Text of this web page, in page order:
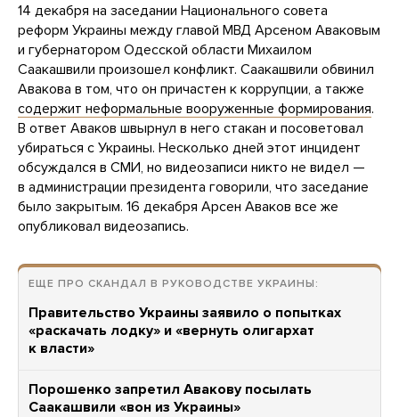
14 декабря на заседании Национального совета
реформ Украины между главой МВД Арсеном Аваковым
и губернатором Одесской области Михаилом
Саакашвили произошел конфликт. Саакашвили обвинил
Авакова в том, что он причастен к коррупции, а также
содержит неформальные вооруженные формирования.
В ответ Аваков швырнул в него стакан и посоветовал
убираться с Украины. Несколько дней этот инцидент
обсуждался в СМИ, но видеозаписи никто не видел —
в администрации президента говорили, что заседание
было закрытым. 16 декабря Арсен Аваков все же
опубликовал видеозапись.
ЕЩЕ ПРО СКАНДАЛ В РУКОВОДСТВЕ УКРАИНЫ:
Правительство Украины заявило о попытках
«раскачать лодку» и «вернуть олигархат
к власти»
Порошенко запретил Авакову посылать
Саакашвили «вон из Украины»